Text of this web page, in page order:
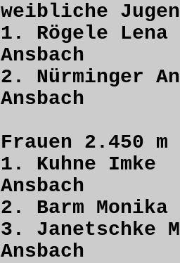
weibliche
1. Rögele
Ansbach
2.
Ansbach
Frauen 2.450 m
1. Kuhne
Ansbach
2. Barm
3.
Ansbach